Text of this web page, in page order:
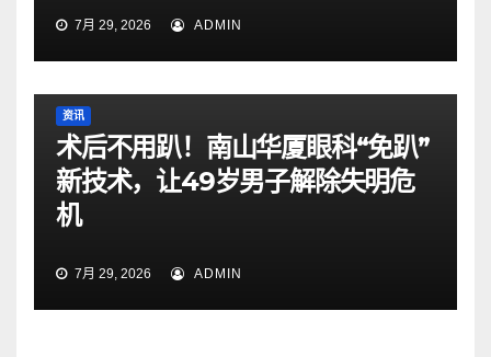
7月 29, 2026 ADMIN
资讯
术后不用趴！南山华厦眼科“免趴”
新技术，让49岁男子解除失明危
机
7月 29, 2026 ADMIN